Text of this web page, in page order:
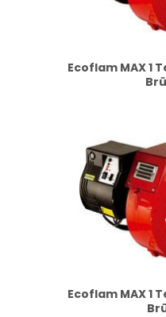
Ecoflam MAX 1
Ecoflam MAX 1